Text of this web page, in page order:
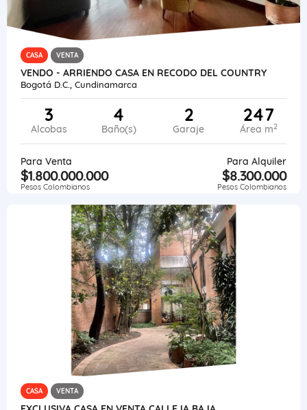
CASA VENTA
VENDO - ARRIENDO CASA EN RECODO DEL COUNTRY
Bogotá D.C., Cundinamarca
3
Alcobas
4
Baño(s)
2
Garaje
247
Área m2
Para Venta
$1.800.000.000
Pesos Colombianos
Para Alquiler
$8.300.000
Pesos Colombianos
CASA VENTA